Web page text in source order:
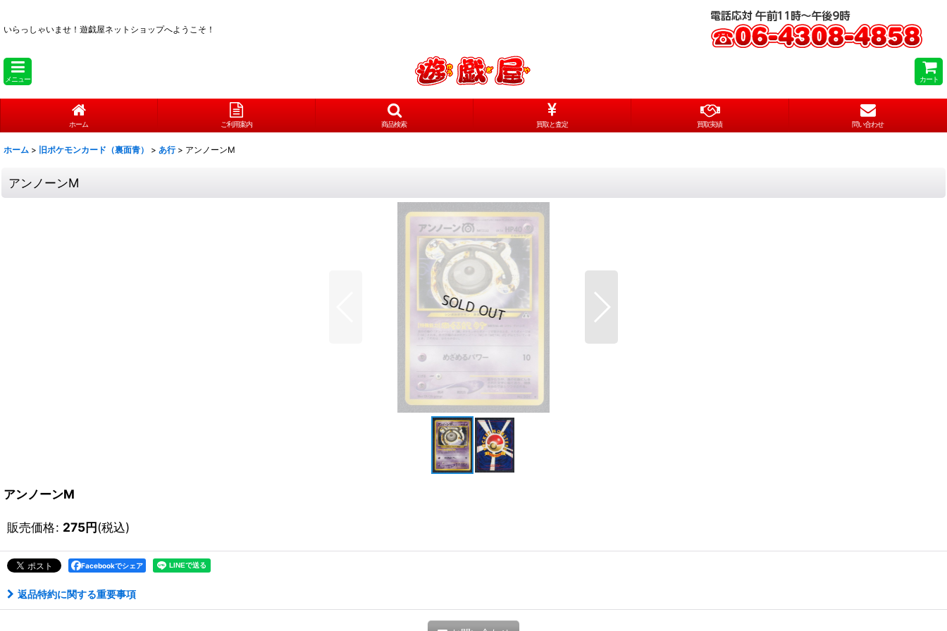
いらっしゃいませ！ 遊戯屋ネットショップへようこそ！
メニュー カート
ホーム ご利用案内 商品検索 買取と査定 買取実績 問い合わせ
ホーム > 旧ポケモンカード（裏面青） > あ行 > アンノーンM
アンノーンM
アンノーンM
販売価格: 275円(税込)
Facebookでシェア
返品特約に関する重要事項